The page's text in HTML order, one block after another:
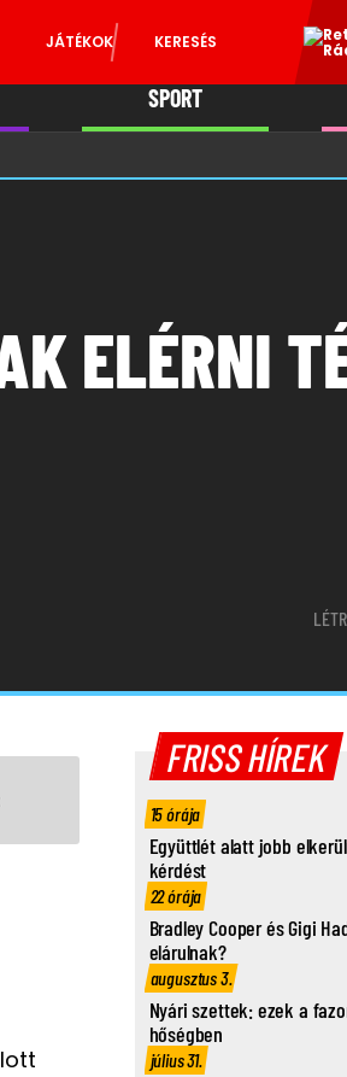
JÁTÉKOK KERESÉS
SPORT
ELÉRNI
FRISS HÍREK
15 órája
Együttlét alatt jobb
kérdést
22 órája
Bradley Cooper és Gigi
elárulnak?
augusztus 3.
Nyári szettek: ezek a
hőségben
július 31.